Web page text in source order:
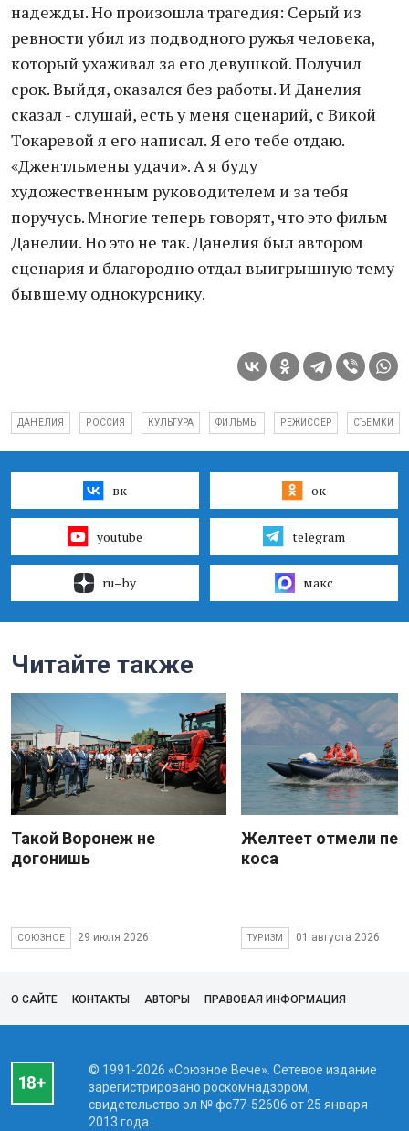
надежды. Но произошла трагедия: Серый из
ревности убил из подводного ружья человека,
который ухаживал за его девушкой. Получил
срок. Выйдя, оказался без работы. И Данелия
сказал - слушай, есть у меня сценарий, с Викой
Токаревой я его написал. Я его тебе отдаю.
«Джентльмены удачи». А я буду
художественным руководителем и за тебя
поручусь. Многие теперь говорят, что это фильм
Данелии. Но это не так. Данелия был автором
сценария и благородно отдал выигрышную тему
бывшему однокурснику.
ДАНЕЛИЯ РОССИЯ КУЛЬТУРА ФИЛЬМЫ РЕЖИССЕР СЪЕМКИ
вк ок
youtube telegram
ru–by макс
Читайте также
Такой Воронеж не
догонишь
СОЮЗНОЕ 29 июля 2026
Желтеет отмели
коса
ТУРИЗМ 01 августа 2026
О САЙТЕ КОНТАКТЫ АВТОРЫ ПРАВОВАЯ ИНФОРМАЦИЯ
© 1991-2026 «Союзное Вече». Сетевое издание
зарегистрировано роскомнадзором,
свидетельство эл № фc77-52606 от 25 января
2013 года.